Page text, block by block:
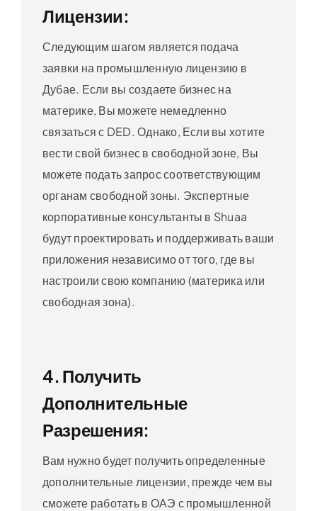
Лицензии:
Следующим шагом является подача
заявки на промышленную лицензию в
Дубае. Если вы создаете бизнес на
материке, Вы можете немедленно
связаться с DED. Однако, Если вы хотите
вести свой бизнес в свободной зоне, Вы
можете подать запрос соответствующим
органам свободной зоны. Экспертные
корпоративные консультанты в Shuaa
будут проектировать и поддерживать ваши
приложения независимо от того, где вы
настроили свою компанию (материка или
свободная зона).
4. Получить
Дополнительные
Разрешения:
Вам нужно будет получить определенные
дополнительные лицензии, прежде чем вы
сможете работать в ОАЭ с промышленной